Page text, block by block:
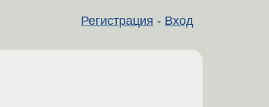
Регистрация - Вход